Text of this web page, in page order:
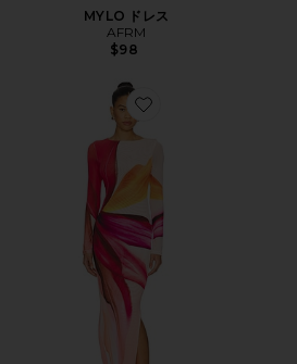
MYLO ドレス
AFRM
$98
Favorite PHYLL ドレス